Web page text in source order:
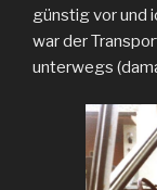
günstig vor und
war der
unterwegs